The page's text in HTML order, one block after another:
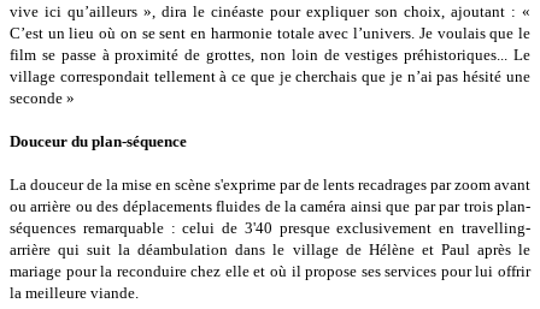
vive ici qu’ailleurs », dira le cinéaste pour expliquer son choix, ajoutant : «
C’est un lieu où on se sent en harmonie totale avec l’univers. Je voulais que le
film se passe à proximité de grottes, non loin de vestiges préhistoriques... Le
village correspondait tellement à ce que je cherchais que je n’ai pas hésité une
seconde »
Douceur du plan-séquence
La douceur de la mise en scène s'exprime par de lents recadrages par zoom avant
ou arrière ou des déplacements fluides de la caméra ainsi que par par trois plan-
séquences remarquable : celui de 3'40 presque exclusivement en travelling-
arrière qui suit la déambulation dans le village de Hélène et Paul après le
mariage pour la reconduire chez elle et où il propose ses services pour lui offrir
la meilleure viande.